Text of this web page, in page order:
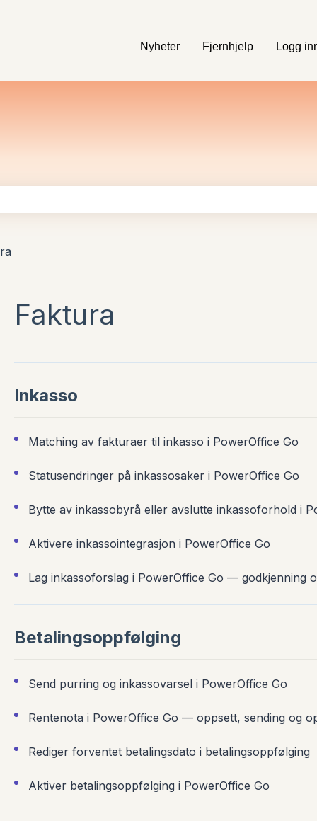
Nyheter Fjernhjelp Logg
Faktura
Inkasso
Matching av fakturaer til inkasso i PowerOffice Go
Statusendringer på inkassosaker i PowerOffice Go
Bytte av inkassobyrå eller avslutte inkassoforhold i
Aktivere inkassointegrasjon i PowerOffice Go
Lag inkassoforslag i PowerOffice Go — godkjenning
Betalingsoppfølging
Send purring og inkassovarsel i PowerOffice Go
Rentenota i PowerOffice Go — oppsett, sending og
Rediger forventet betalingsdato i betalingsoppfølging
Aktiver betalingsoppfølging i PowerOffice Go